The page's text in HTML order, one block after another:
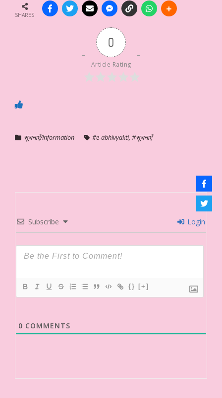
SHARES
0
Article Rating
सूचनाएँ/Information #e-abhivyakti, #सूचनाएँ
Subscribe Login
{} [+]
0 COMMENTS